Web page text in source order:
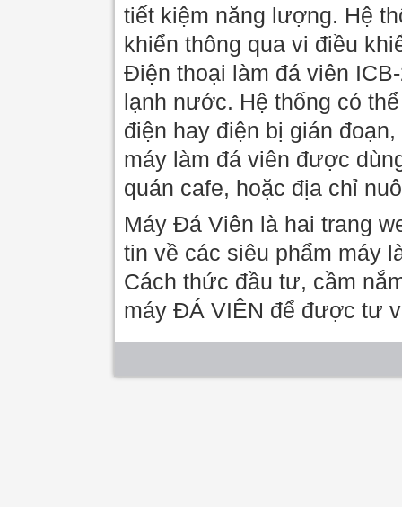
tiết kiệm năng lượng. Hệ
khiển thông qua vi điều
Điện thoại làm đá viên
lạnh nước. Hệ thống có
điện hay điện bị gián
máy làm đá viên được
quán cafe, hoặc địa chỉ
Máy Đá Viên là hai trang
tin về các siêu phẩm máy
Cách thức đầu tư, cầm
máy ĐÁ VIÊN để được tư